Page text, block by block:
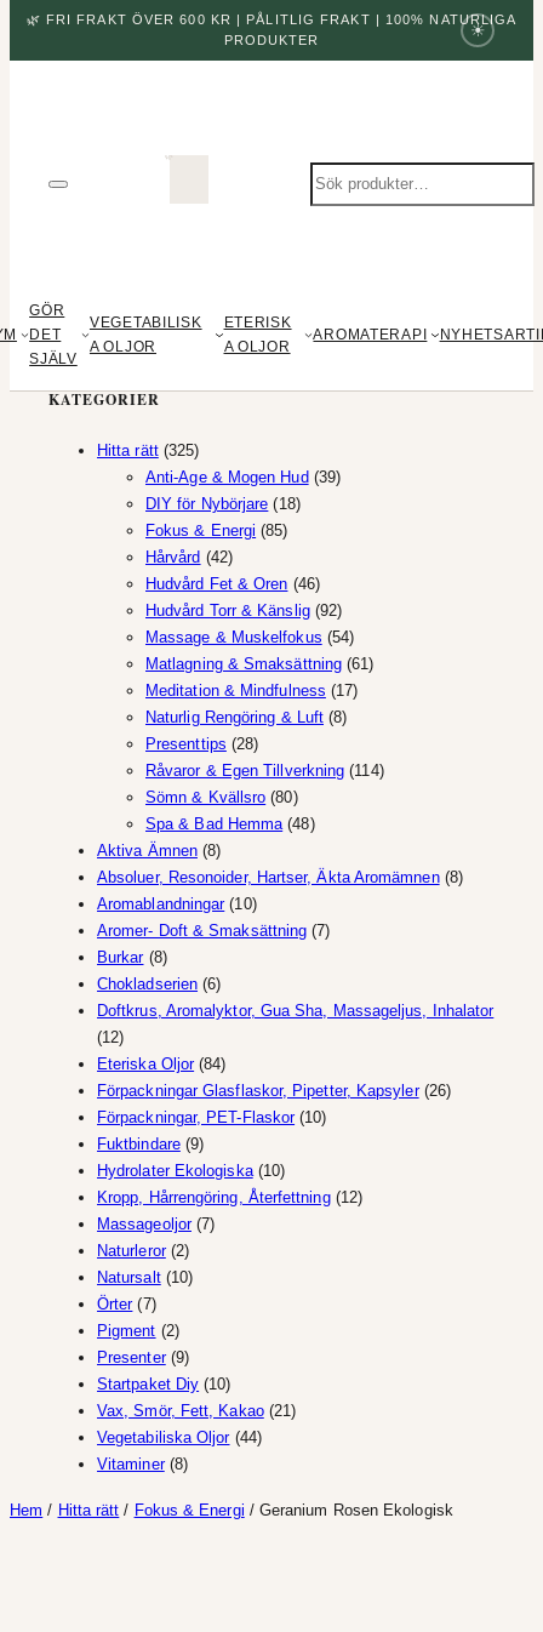
🌿 FRI FRAKT ÖVER 600 KR | PÅLITLIG FRAKT | 100% NATURLIGA
PRODUKTER
☀
Sök
produkter
GÖR
DET
SJÄLV
VEGETABILISK
A OLJOR
ETERISK
A OLJOR
AROMATERAPI
KATEGORIER
Hitta rätt 325325
produkter
Anti-Age & Mogen Hud 3939
DIY för Nybörjare 1818
Fokus & Energi 8585
Hårvård 4242
produkter
Hudvård Fet & Oren 4646
produkter
Hudvård Torr & Känslig 9292
produkter
Massage & Muskelfokus 5454
produkter
Matlagning & Smaksättning 6161
Meditation & Mindfulness 1717
Naturlig Rengöring & Luft 88
Presenttips 2828
produkter
Råvaror & Egen Tillverkning 114114
Sömn & Kvällsro 8080
produkter
Spa & Bad Hemma 4848
Aktiva Ämnen 88
produkter
Absoluer, Resonoider, Hartser, Äkta Aromämnen 88
Aromablandningar 1010
produkter
Aromer- Doft & Smaksättning 77
Burkar 88
produkter
Chokladserien 66
produkter
Doftkrus, Aromalyktor, Gua Sha, Massageljus, Inhalator
1212
produkter
Eteriska Oljor 8484
produkter
Förpackningar Glasflaskor, Pipetter, Kapsyler 2626
Förpackningar, PET-Flaskor 1010
Fuktbindare 99
produkter
Hydrolater Ekologiska 1010
produkter
Kropp, Hårrengöring, Återfettning 1212
Massageoljor 77
Naturleror 22
produkter
Natursalt 1010
Örter 77
produkter
Pigment 22
produkter
Presenter 99
produkter
Startpaket Diy 1010
produkter
Vax, Smör, Fett, Kakao 2121
Vegetabiliska Oljor 4444
Vitaminer 88
Hem / Hitta rätt / Fokus & Energi / Geranium Rosen Ekologisk